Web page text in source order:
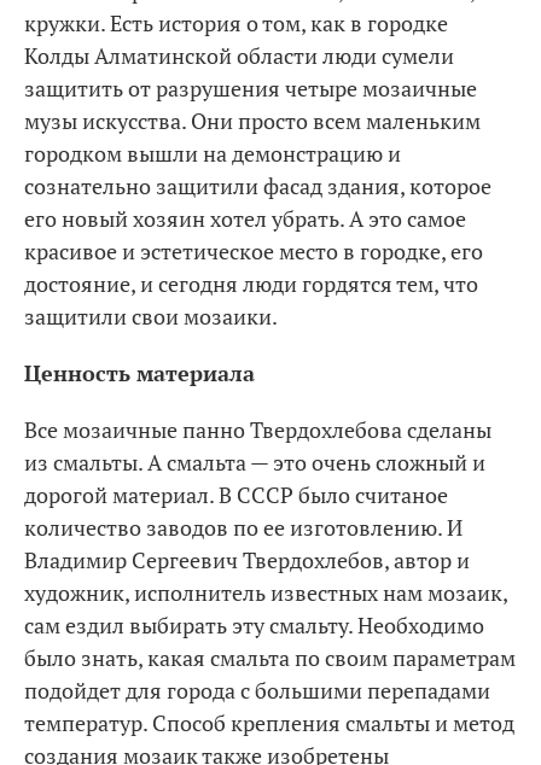
кружки. Есть история о том, как в городке
Колды Алматинской области люди сумели
защитить от разрушения четыре мозаичные
музы искусства. Они просто всем маленьким
городком вышли на демонстрацию и
сознательно защитили фасад здания, которое
его новый хозяин хотел убрать. А это самое
красивое и эстетическое место в городке, его
достояние, и сегодня люди гордятся тем, что
защитили свои мозаики.
Ценность материала
Все мозаичные панно Твердохлебова сделаны
из смальты. А смальта — это очень сложный и
дорогой материал. В СССР было считаное
количество заводов по ее изготовлению. И
Владимир Сергеевич Твердохлебов, автор и
художник, исполнитель известных нам мозаик,
сам ездил выбирать эту смальту. Необходимо
было знать, какая смальта по своим параметрам
подойдет для города с большими перепадами
температур. Способ крепления смальты и метод
создания мозаик также изобретены